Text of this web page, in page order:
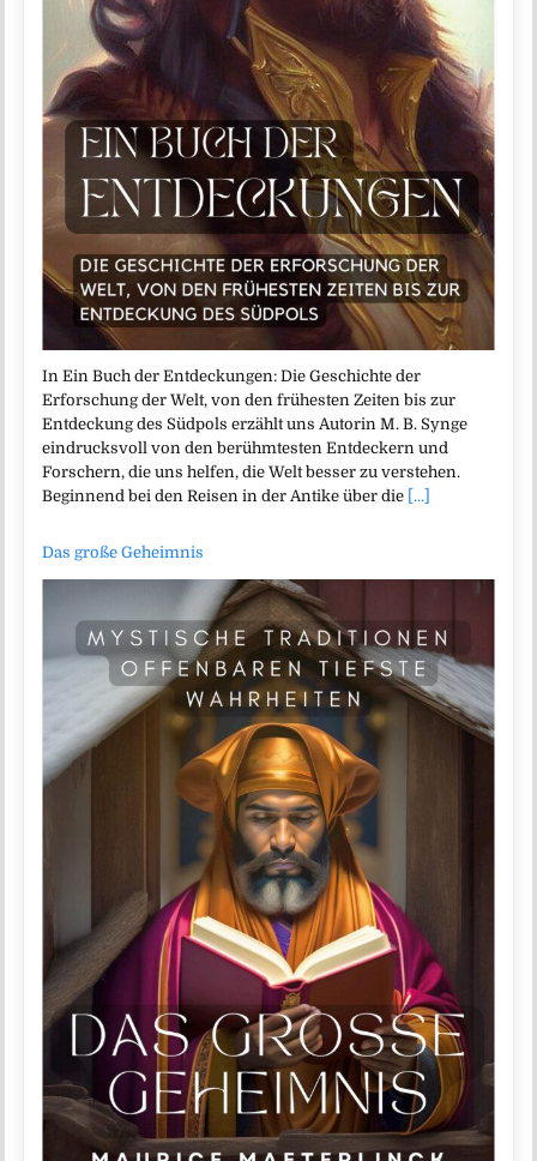
In Ein Buch der Entdeckungen: Die Geschichte der
Erforschung der Welt, von den frühesten Zeiten bis zur
Entdeckung des Südpols erzählt uns Autorin M. B. Synge
eindrucksvoll von den berühmtesten Entdeckern und
Forschern, die uns helfen, die Welt besser zu verstehen.
Beginnend bei den Reisen in der Antike über die [...]
Das große Geheimnis